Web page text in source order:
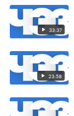
33:37
23:58